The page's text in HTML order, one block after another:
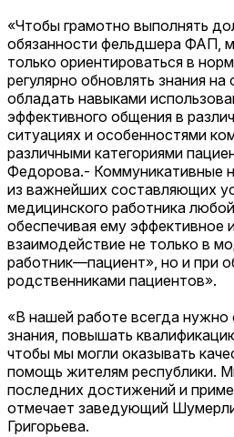
«Чтобы грамотно выполнять
обязанности фельдшера ФАП,
только ориентироваться в
регулярно обновлять знания
обладать навыками
эффективного общения в
ситуациях и особенностями
различными категориями
Федорова.- Коммуникативные
из важнейших составляющих
медицинского работника
обеспечивая ему эффективное
взаимодействие не только в
работник—пациент», но и при
родственниками пациентов».
«В нашей работе всегда нужно
знания, повышать
чтобы мы могли оказывать
помощь жителям республики.
последних достижений и
отмечает заведующий
Григорьева.